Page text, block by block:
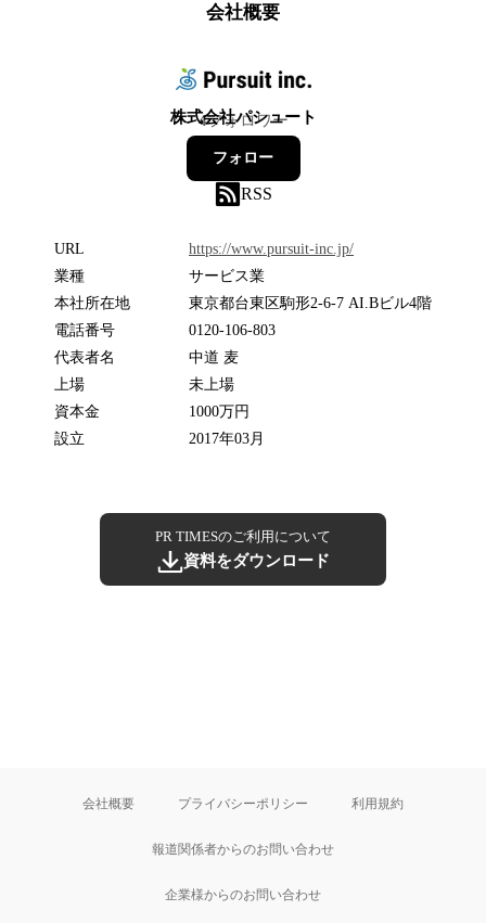
会社概要
株式会社パシュート
4フォロワー
フォロー
RSS
URL
https://www.pursuit-inc.jp/
業種
サービス業
本社所在地
東京都台東区駒形2-6-7 AI.Bビル4階
電話番号
0120-106-803
代表者名
中道 麦
上場
未上場
資本金
1000万円
設立
2017年03月
PR TIMESのご利用について
資料をダウンロード
会社概要 プライバシーポリシー 利用規約
報道関係者からのお問い合わせ
企業様からのお問い合わせ